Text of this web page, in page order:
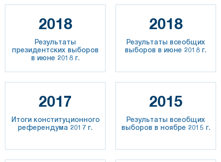
2018
Результаты
президентских выборов
в июне 2018 г.
2018
Результаты всеобщих
выборов в июне 2018 г.
2017
Итоги конституционного
референдума 2017 г.
2015
Результаты всеобщих
выборов в ноябре 2015 г.